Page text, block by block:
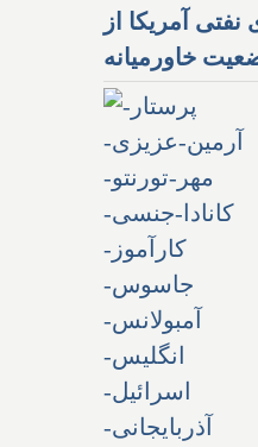
آمریکا از
خاورمیانه